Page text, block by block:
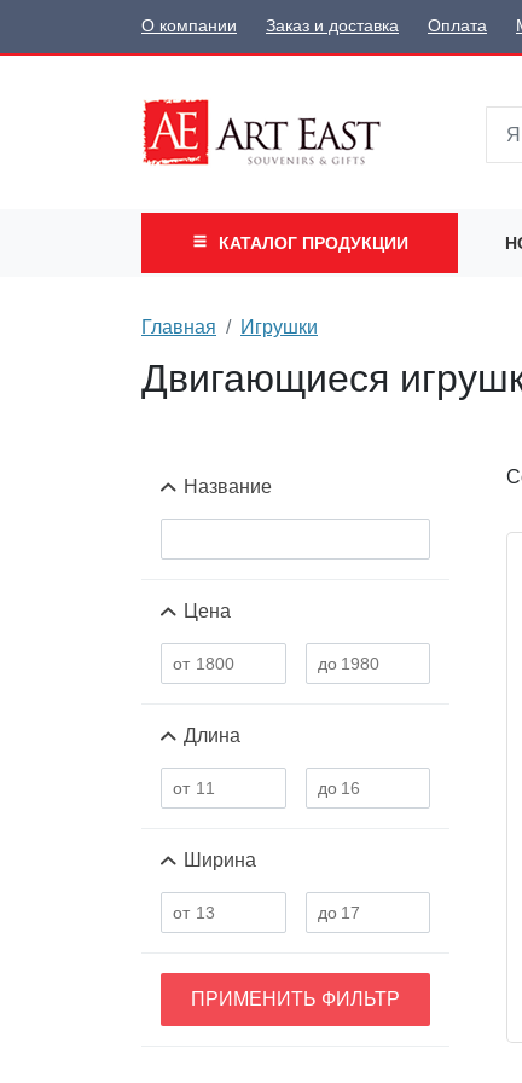
О компании Заказ и доставка Оплата
КАТАЛОГ ПРОДУКЦИИ
Главная Игрушки
Двигающиеся
Название
Цена
Длина
Ширина
ПРИМЕНИТЬ ФИЛЬТР